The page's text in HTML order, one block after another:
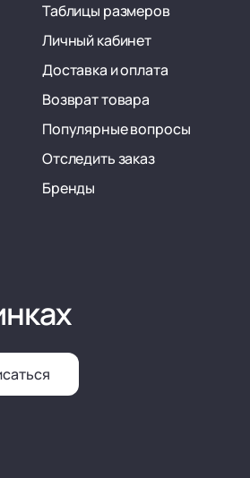
Таблицы размеров
Личный кабинет
Доставка и оплата
Возврат товара
Популярные вопросы
Отследить заказ
Бренды